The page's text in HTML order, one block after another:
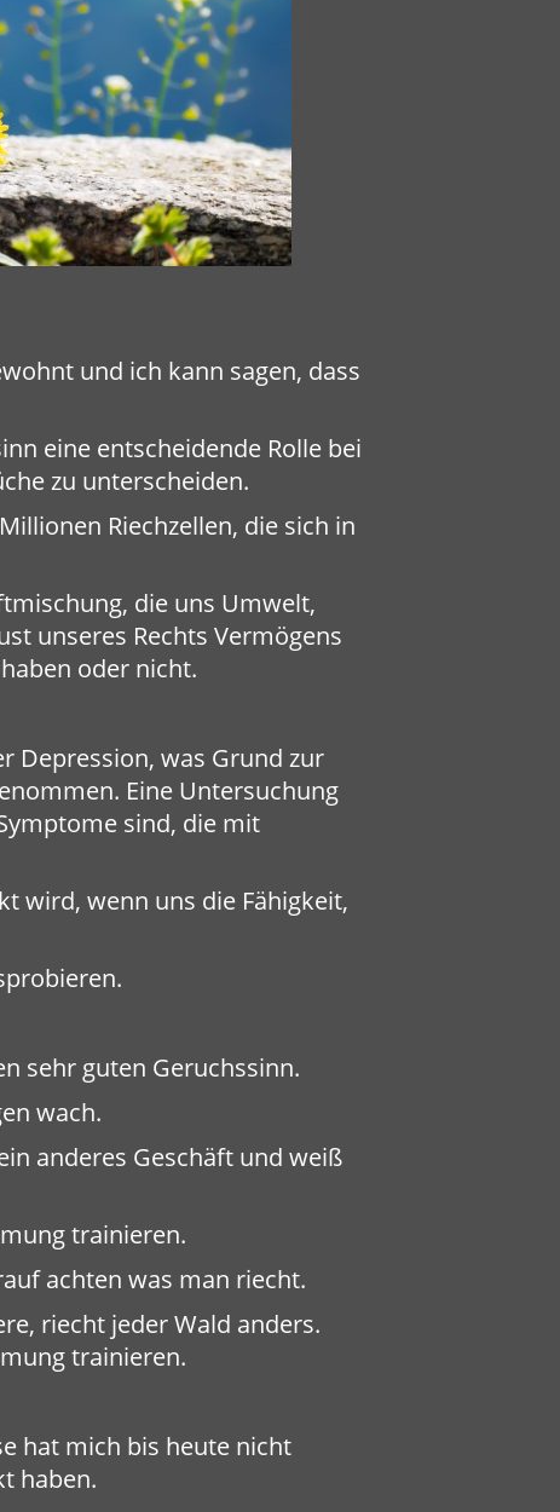
und ich kann sagen, dass
eine entscheidende Rolle bei
zu unterscheiden.
Riechzellen, die sich in
die uns Umwelt,
unseres Rechts Vermögens
oder nicht.
Depression, was Grund zur
Eine Untersuchung
sind, die mit
wird, wenn uns die Fähigkeit,
sehr guten Geruchssinn.
wach.
anderes Geschäft und weiß
trainieren.
achten was man riecht.
riecht jeder Wald anders.
trainieren.
hat mich bis heute nicht
haben.